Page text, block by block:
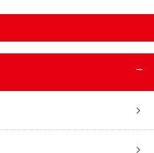
−